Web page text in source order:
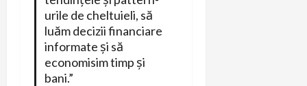
urile de cheltuieli, să
luăm decizii financiare
informate și să
economisim timp și
bani.”